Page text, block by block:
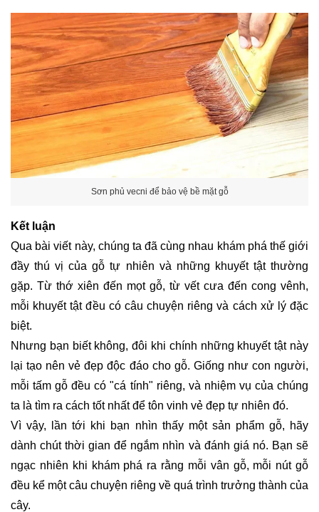
Sơn phủ vecni để bảo vệ bề mặt gỗ
Kết luận
Qua bài viết này, chúng ta đã cùng nhau khám phá thế giới
đầy thú vị của gỗ tự nhiên và những khuyết tật thường
gặp. Từ thớ xiên đến mọt gỗ, từ vết cưa đến cong vênh,
mỗi khuyết tật đều có câu chuyện riêng và cách xử lý đặc
biệt.
Nhưng bạn biết không, đôi khi chính những khuyết tật này
lại tạo nên vẻ đẹp độc đáo cho gỗ. Giống như con người,
mỗi tấm gỗ đều có "cá tính" riêng, và nhiệm vụ của chúng
ta là tìm ra cách tốt nhất để tôn vinh vẻ đẹp tự nhiên đó.
Vì vậy, lần tới khi bạn nhìn thấy một sản phẩm gỗ, hãy
dành chút thời gian để ngắm nhìn và đánh giá nó. Bạn sẽ
ngạc nhiên khi khám phá ra rằng mỗi vân gỗ, mỗi nút gỗ
đều kể một câu chuyện riêng về quá trình trưởng thành của
cây.